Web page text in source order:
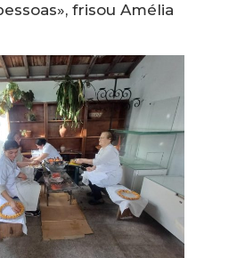
frisou Amélia